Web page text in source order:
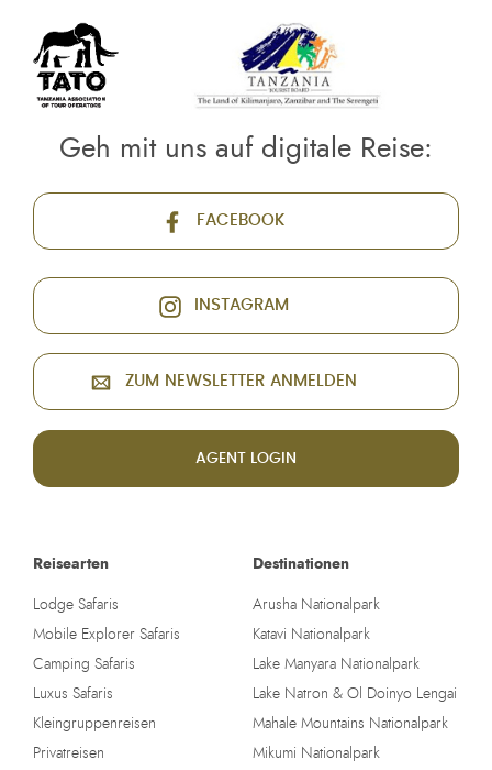
Reisearten
Lodge Safaris
Mobile Explorer Safaris
Camping Safaris
Luxus Safaris
Kleingruppenreisen
Privatreisen
Destinationen
Arusha Nationalpark
Katavi Nationalpark
Lake Manyara Nationalpark
Lake Natron & Ol Doinyo Lengai
Mahale Mountains Nationalpark
Mikumi Nationalpark
Geh mit uns auf digitale Reise:
FACEBOOK
INSTAGRAM
ZUM NEWSLETTER ANMELDEN
AGENT LOGIN